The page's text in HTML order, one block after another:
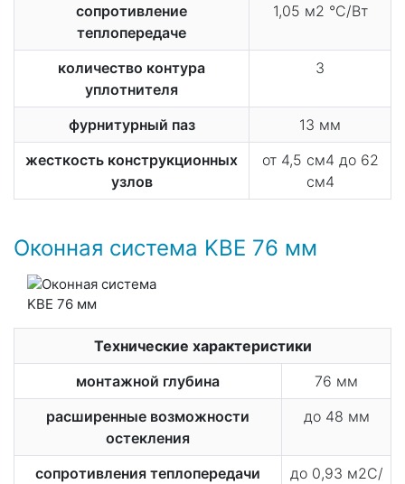
сопротивление
теплопередаче
1,05 м2 °С/Вт
количество контура
уплотнителя
3
фурнитурный паз
13 мм
жесткость конструкционных
узлов
от 4,5 см4 до 62
см4
Оконная система KBE 76 мм
Технические характеристики
монтажной глубина
76 мм
расширенные возможности
остекления
до 48 мм
сопротивления теплопередачи
до 0,93 м2С/